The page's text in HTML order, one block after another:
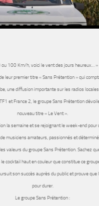
ou 100 Km/h, voici le vent des jours heureux…»
leur premier titre « Sans Prétention » qui
une diffusion importante sur les radios
et France 2, le groupe Sans Prétention
nouveau titre « Le Vent ».
la semaine et se rejoignant le week-end pour
musiciens amateurs, passionnés et
valeurs du groupe Sans Prétention. Sachez
cocktail haut en couleur que constitue ce
son succès auprès du public et prouve que
pour durer.
Le groupe Sans Prétention :